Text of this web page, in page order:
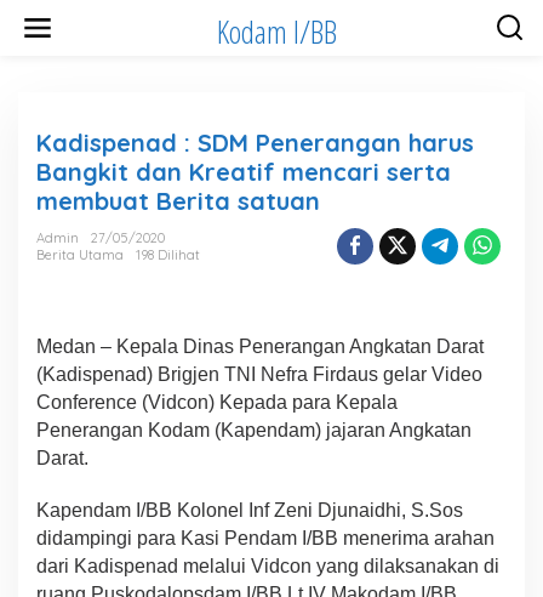
Kodam I/BB
Kadispenad : SDM Penerangan harus
Bangkit dan Kreatif mencari serta
membuat Berita satuan
Admin
27/05/2020
Berita Utama
198 Dilihat
Medan – Kepala Dinas Penerangan Angkatan Darat
(Kadispenad) Brigjen TNI Nefra Firdaus gelar Video
Conference (Vidcon) Kepada para Kepala
Penerangan Kodam (Kapendam) jajaran Angkatan
Darat.
Kapendam I/BB Kolonel Inf Zeni Djunaidhi, S.Sos
didampingi para Kasi Pendam I/BB menerima arahan
dari Kadispenad melalui Vidcon yang dilaksanakan di